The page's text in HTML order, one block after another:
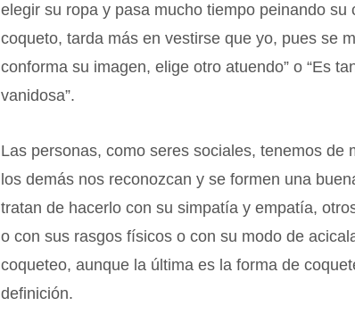
elegir su ropa y pasa mucho tiempo peinando su
coqueto, tarda más en vestirse que yo, pues se
conforma su imagen, elige otro atuendo” o “Es
vanidosa”.
Las personas, como seres sociales, tenemos de
los demás nos reconozcan y se formen una
tratan de hacerlo con su simpatía y empatía,
o con sus rasgos físicos o con su modo de
coqueteo, aunque la última es la forma de
definición.